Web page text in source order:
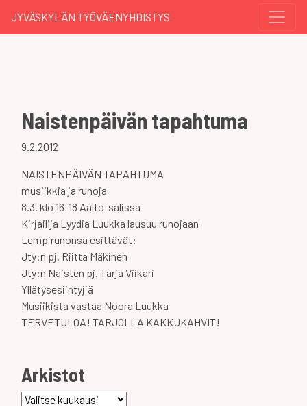
JYVÄSKYLÄN TYÖVÄENYHDISTYS
Naistenpäivän tapahtuma
9.2.2012
NAISTENPÄIVÄN TAPAHTUMA
musiikkia ja runoja
8.3. klo 16-18 Aalto-salissa
Kirjailija Lyydia Luukka lausuu runojaan
Lempirunonsa esittävät:
Jty:n pj. Riitta Mäkinen
Jty:n Naisten pj. Tarja Viikari
Yllätysesiintyjiä
Musiikista vastaa Noora Luukka
TERVETULOA! TARJOLLA KAKKUKAHVIT!
Arkistot
Arkistot